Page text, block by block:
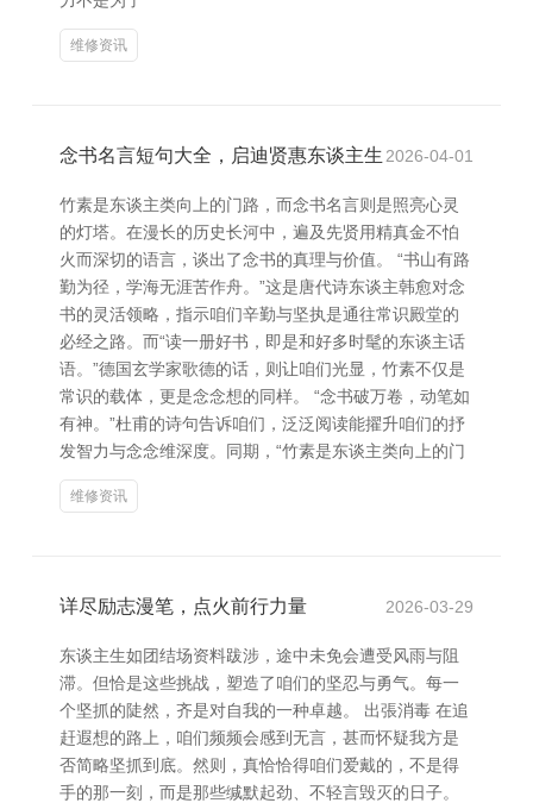
维修资讯
念书名言短句大全，启迪贤惠东谈主生 2026-04-01
竹素是东谈主类向上的门路，而念书名言则是照亮心灵
的灯塔。在漫长的历史长河中，遍及先贤用精真金不怕
火而深切的语言，谈出了念书的真理与价值。 “书山有路
勤为径，学海无涯苦作舟。”这是唐代诗东谈主韩愈对念
书的灵活领略，指示咱们辛勤与坚执是通往常识殿堂的
必经之路。而“读一册好书，即是和好多时髦的东谈主话
语。”德国玄学家歌德的话，则让咱们光显，竹素不仅是
常识的载体，更是念念想的同样。 “念书破万卷，动笔如
有神。”杜甫的诗句告诉咱们，泛泛阅读能擢升咱们的抒
发智力与念念维深度。同期，“竹素是东谈主类向上的门
维修资讯
详尽励志漫笔，点火前行力量 2026-03-29
东谈主生如团结场资料跋涉，途中未免会遭受风雨与阻
滞。但恰是这些挑战，塑造了咱们的坚忍与勇气。每一
个坚抓的陡然，齐是对自我的一种卓越。 出張消毒 在追
赶遐想的路上，咱们频频会感到无言，甚而怀疑我方是
否简略坚抓到底。然则，真恰恰得咱们爱戴的，不是得
手的那一刻，而是那些缄默起劲、不轻言毁灭的日子。